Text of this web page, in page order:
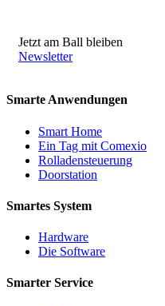
Jetzt am Ball bleiben
Newsletter
Smarte Anwendungen
Smart Home
Ein Tag mit Comexio
Rolladensteuerung
Doorstation
Smartes System
Hardware
Die Software
Smarter Service